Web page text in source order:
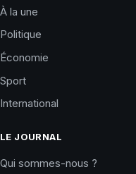
À la une
Politique
Économie
Sport
International
LE JOURNAL
Qui sommes-nous ?